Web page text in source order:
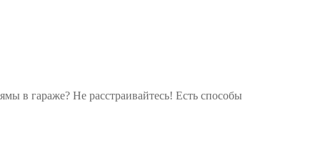
в гараже? Не расстраивайтесь! Есть способы